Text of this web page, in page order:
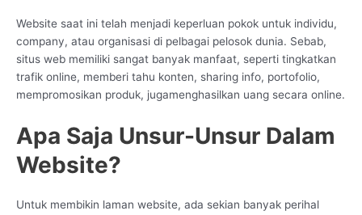
Website saat ini telah menjadi keperluan pokok untuk individu,
company, atau organisasi di pelbagai pelosok dunia. Sebab,
situs web memiliki sangat banyak manfaat, seperti tingkatkan
trafik online, memberi tahu konten, sharing info, portofolio,
mempromosikan produk, jugamenghasilkan uang secara online.
Apa Saja Unsur-Unsur Dalam
Website?
Untuk membikin laman website, ada sekian banyak perihal